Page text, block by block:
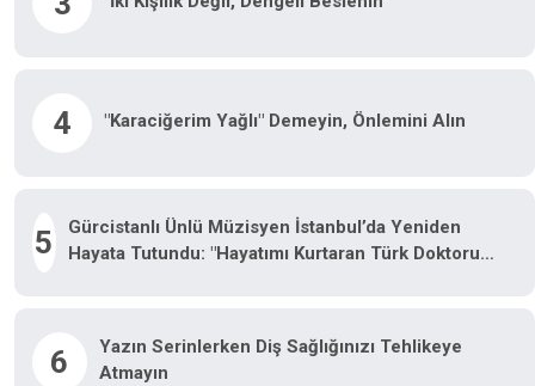
4 "Karaciğerim Yağlı" Demeyin, Önlemini Alın
5
Gürcistanlı Ünlü Müzisyen İstanbul’da Yeniden
Hayata Tutundu: "Hayatımı Kurtaran Türk Doktorum
6
Yazın Serinlerken Diş Sağlığınızı Tehlikeye
Atmayın